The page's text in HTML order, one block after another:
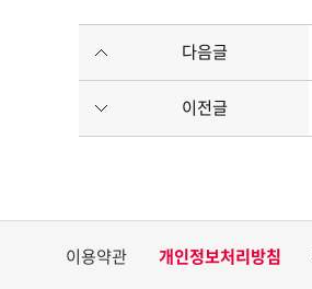
다음글
이전글
이용약관 개인정보처리방침